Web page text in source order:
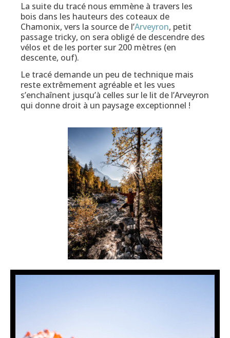
La suite du tracé nous emmène à travers les
bois dans les hauteurs des coteaux de
Chamonix, vers la source de l’Arveyron, petit
passage tricky, on sera obligé de descendre des
vélos et de les porter sur 200 mètres (en
descente, ouf).
Le tracé demande un peu de technique mais
reste extrêmement agréable et les vues
s’enchaînent jusqu’à celles sur le lit de l’Arveyron
qui donne droit à un paysage exceptionnel !